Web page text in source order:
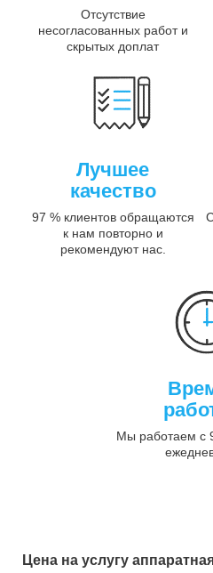
Отсутствие
несогласованных работ и
скрытых доплат
Лучшее
качество
97 % клиентов обращаются
к нам повторно и
рекомендуют нас.
Мы работаем с
Цена на услугу